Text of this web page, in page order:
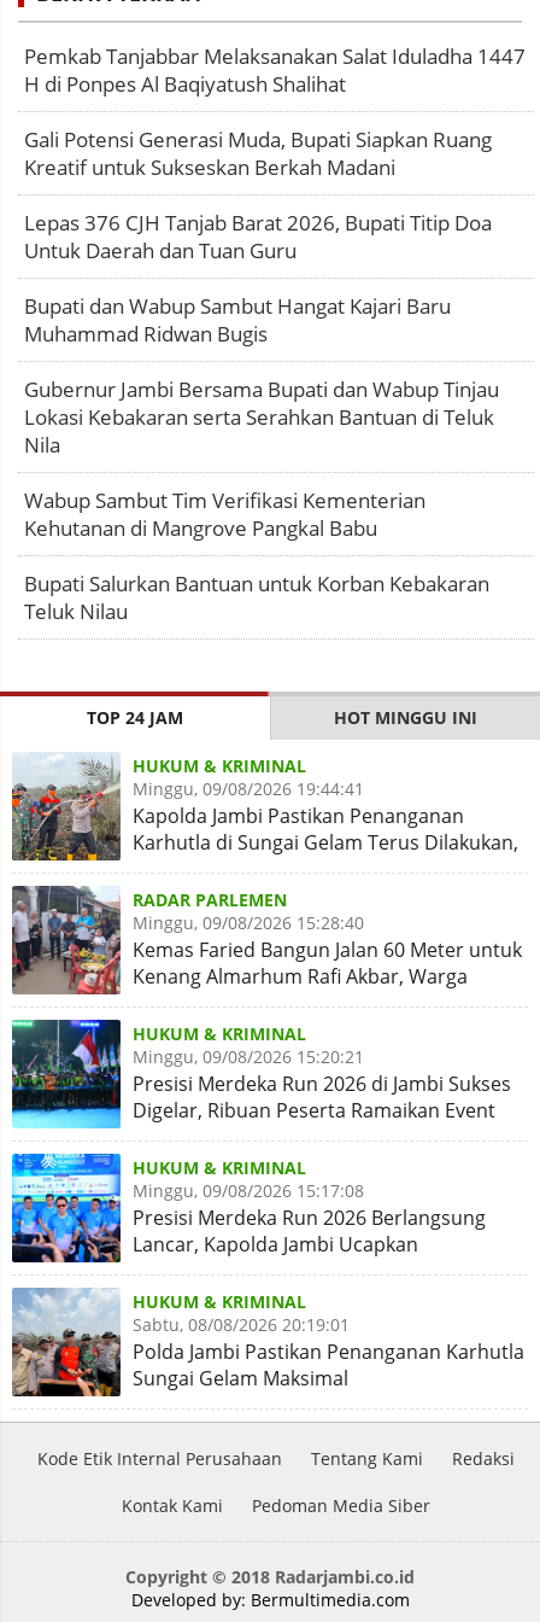
Pemkab Tanjabbar Melaksanakan Salat Iduladha 1447
H di Ponpes Al Baqiyatush Shalihat
Gali Potensi Generasi Muda, Bupati Siapkan Ruang
Kreatif untuk Sukseskan Berkah Madani
Lepas 376 CJH Tanjab Barat 2026, Bupati Titip Doa
Untuk Daerah dan Tuan Guru
Bupati dan Wabup Sambut Hangat Kajari Baru
Muhammad Ridwan Bugis
Gubernur Jambi Bersama Bupati dan Wabup Tinjau
Lokasi Kebakaran serta Serahkan Bantuan di Teluk
Nila
Wabup Sambut Tim Verifikasi Kementerian
Kehutanan di Mangrove Pangkal Babu
Bupati Salurkan Bantuan untuk Korban Kebakaran
Teluk Nilau
TOP 24 JAM HOT MINGGU INI
HUKUM & KRIMINAL
Minggu, 09/08/2026 19:44:41
Kapolda Jambi Pastikan Penanganan
Karhutla di Sungai Gelam Terus Dilakukan,
Sinergi Diperkuat
RADAR PARLEMEN
Minggu, 09/08/2026 15:28:40
Kemas Faried Bangun Jalan 60 Meter untuk
Kenang Almarhum Rafi Akbar, Warga
Simpang Rimbo Syukuran
HUKUM & KRIMINAL
Minggu, 09/08/2026 15:20:21
Presisi Merdeka Run 2026 di Jambi Sukses
Digelar, Ribuan Peserta Ramaikan Event
Nasional
HUKUM & KRIMINAL
Minggu, 09/08/2026 15:17:08
Presisi Merdeka Run 2026 Berlangsung
Lancar, Kapolda Jambi Ucapkan
Terimakasih dan Apresiasi
HUKUM & KRIMINAL
Sabtu, 08/08/2026 20:19:01
Polda Jambi Pastikan Penanganan Karhutla
Sungai Gelam Maksimal
Kode Etik Internal Perusahaan Tentang Kami Redaksi
Kontak Kami Pedoman Media Siber
Copyright © 2018 Radarjambi.co.id
Developed by: Bermultimedia.com